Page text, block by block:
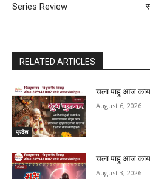
Series Review
RELATED ARTICLES
प्रदेश
चला पाहू आज
August 6, 2026
चला पाहू आज
August 3, 2026